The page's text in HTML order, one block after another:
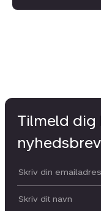
Tilmeld dig
nyhedsbrev
Din email:
Dit navn: